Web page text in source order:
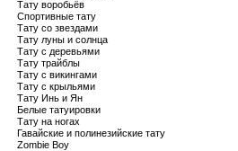
Тату воробьёв
Спортивные тату
Тату со звездами
Тату луны и солнца
Тату с деревьями
Тату трайблы
Тату с викингами
Тату с крыльями
Тату Инь и Ян
Белые татуировки
Тату на ногах
Гавайские и полинезийские тату
Zombie Boy